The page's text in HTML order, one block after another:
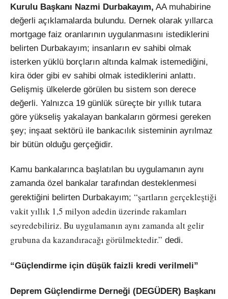
Kurulu Başkanı Nazmi Durbakayım, AA muhabirine
değerli açıklamalarda bulundu. Dernek olarak yıllarca
mortgage faiz oranlarının uygulanmasını istediklerini
belirten Durbakayım; insanların ev sahibi olmak
isterken yüklü borçların altında kalmak istemediğini,
kira öder gibi ev sahibi olmak istediklerini anlattı.
Gelişmiş ülkelerde görülen bu sistem son derece
değerli. Yalnızca 19 günlük süreçte bir yıllık tutara
göre yükseliş yakalayan bankaların görmesi gereken
şey; inşaat sektörü ile bankacılık sisteminin ayrılmaz
bir bütün olduğu gerçeğidir.
Kamu bankalarınca başlatılan bu uygulamanın aynı
zamanda özel bankalar tarafından desteklenmesi
gerektiğini belirten Durbakayım; “şartların gerçekleştiği
vakit yıllık 1,5 milyon adedin üzerinde rakamları
seyredebiliriz. Bu uygulamanın aynı zamanda alt gelir
grubuna da kazandıracağı görülmektedir.” dedi.
“Güçlendirme için düşük faizli kredi verilmeli”
Deprem Güçlendirme Derneği (DEGÜDER) Başkanı